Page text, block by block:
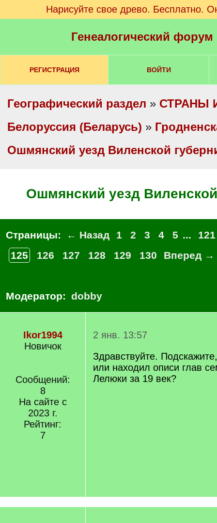
Нарисуйте свое древо. Бесплатно.
Генеалогический
РЕГИСТРАЦИЯ ВОЙТИ
Географический раздел » СТРАНЫ
Белоруссия (Беларусь) »
Ошмянский уезд Виленской
Ошмянский уезд
Страницы: ← Назад 1 2 3 4 5 ...
121
125
126 127 128 129 130 Вперед →
Модератор: dobby
Ikor1994
Новичок
Сообщений:
8
На сайте с
2023 г.
Рейтинг:
7
2 янв. 13:57
Здравствуйте.
или находил описи глав
Лелюки за 19 век?